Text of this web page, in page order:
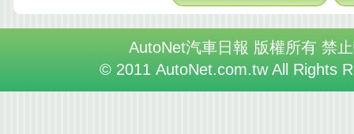
AutoNet汽車日報 版權所有 禁
© 2011 AutoNet.com.tw All Rights